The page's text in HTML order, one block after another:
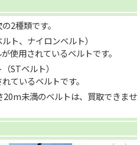
2種類です。
ト、ナイロンベルト）
使用されているベルトです。
STベルト）
ているベルトです。
未満のベルトは、買取できませ